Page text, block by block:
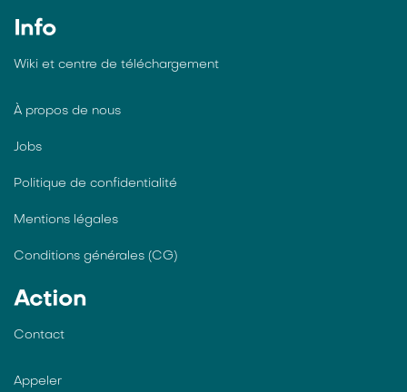
Info
Wiki et centre de téléchargement
À propos de nous
Jobs
Politique de confidentialité
Mentions légales
Conditions générales (CG)
Action
Contact
Appeler